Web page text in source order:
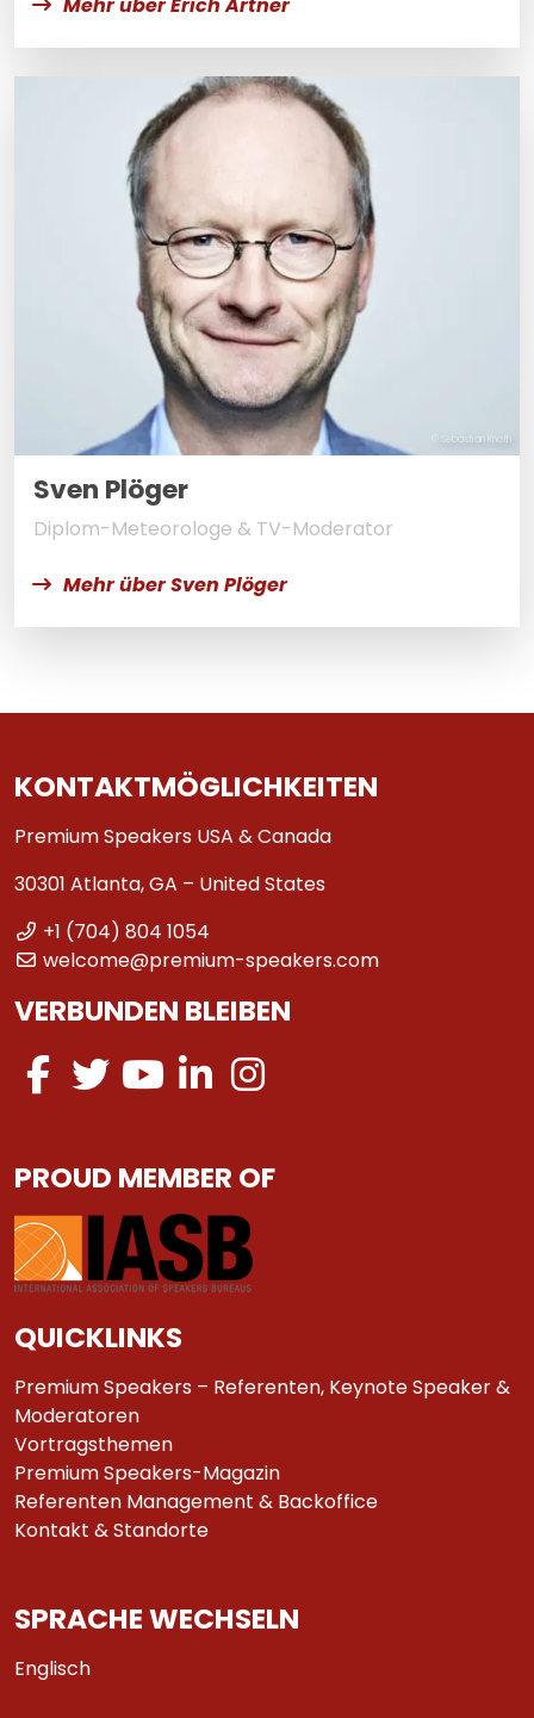
© Sebastian Knoth
Sven Plöger
Diplom-Meteorologe & TV-Moderator
Mehr über Sven Plöger
KONTAKTMÖGLICHKEITEN
Premium Speakers USA & Canada
30301 Atlanta, GA – United States
+1 (704) 804 1054
welcome@premium-speakers.com
VERBUNDEN BLEIBEN
PROUD MEMBER OF
QUICKLINKS
Premium Speakers – Referenten, Keynote Speaker &
Moderatoren
Vortragsthemen
Premium Speakers-Magazin
Referenten Management & Backoffice
Kontakt & Standorte
SPRACHE WECHSELN
Englisch